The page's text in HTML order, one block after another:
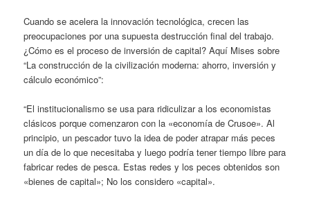
Cuando se acelera la innovación tecnológica, crecen las
preocupaciones por una supuesta destrucción final del trabajo.
¿Cómo es el proceso de inversión de capital? Aquí Mises sobre
“La construcción de la civilización moderna: ahorro, inversión y
cálculo económico”:
“El institucionalismo se usa para ridiculizar a los economistas
clásicos porque comenzaron con la «economía de Crusoe». Al
principio, un pescador tuvo la idea de poder atrapar más peces
un día de lo que necesitaba y luego podría tener tiempo libre para
fabricar redes de pesca. Estas redes y los peces obtenidos son
«bienes de capital»; No los considero «capital».